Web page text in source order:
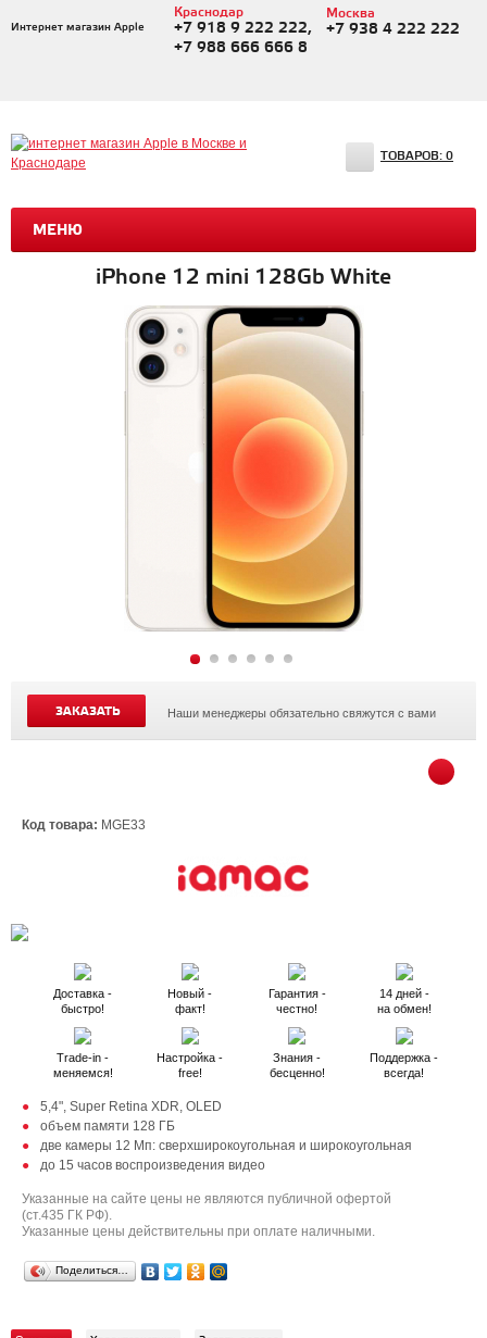
Интернет магазин Apple
Краснодар
+7 918 9 222 222,
+7 988 666 666 8
Москва
+7 938 4 222 222
МЕНЮ
ТОВАРОВ: 0
iPhone 12 mini 128Gb White
ЗАКАЗАТЬ Наши менеджеры обязательно свяжутся с вами
Код товара: MGE33
Доставка -
быстро!
Новый -
факт!
Гарантия -
честно!
14 дней -
на обмен!
Trade-in -
меняемся!
Настройка -
free!
Знания -
бесценно!
Поддержка -
всегда!
5,4", Super Retina XDR, OLED
объем памяти 128 ГБ
две камеры 12 Мп: сверхширокоугольная и широкоугольная
до 15 часов воспроизведения видео
Указанные на сайте цены не являются публичной офертой
(ст.435 ГК РФ).
Указанные цены действительны при оплате наличными.
Поделиться…